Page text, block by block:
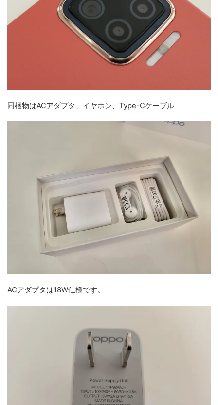
同梱物はACアダプタ、イヤホン、Type-Cケーブル
ACアダプタは18W仕様です。